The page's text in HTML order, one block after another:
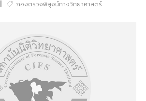
กองตรวจพิสูจน์ทางวิทยาศาสตร์